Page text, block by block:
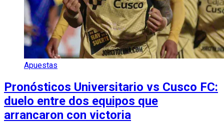
Apuestas
Pronósticos Universitario vs Cusco FC:
duelo entre dos equipos que
arrancaron con victoria